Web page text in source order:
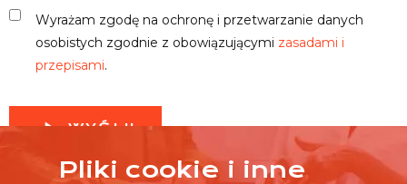
Wyrażam zgodę na ochronę i przetwarzanie danych
osobistych zgodnie z obowiązującymi zasadami i
przepisami.
WYŚLIJ
Pliki cookie i inne